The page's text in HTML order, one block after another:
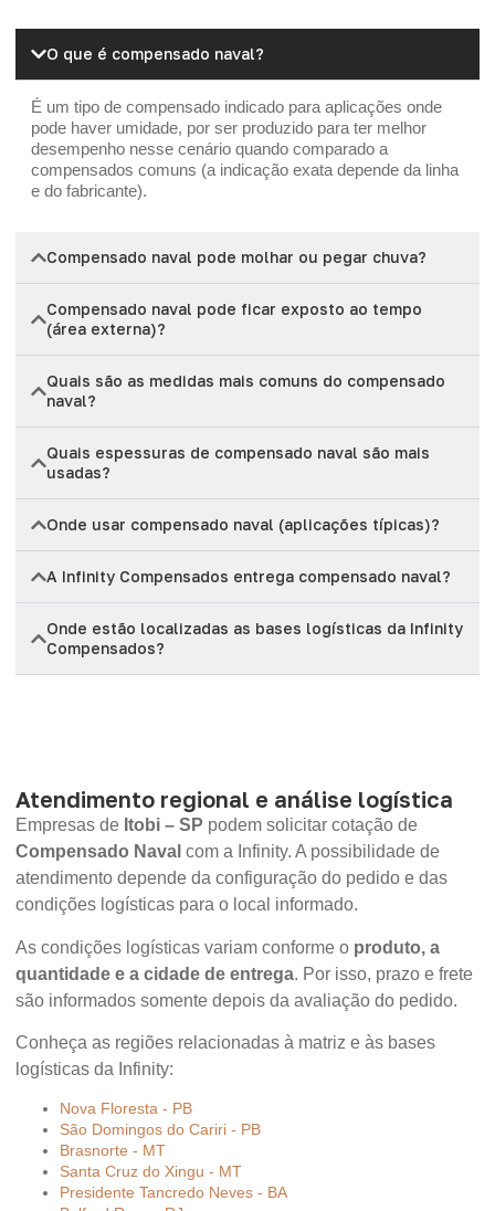
O que é compensado naval?
É um tipo de compensado indicado para aplicações onde
pode haver umidade, por ser produzido para ter melhor
desempenho nesse cenário quando comparado a
compensados comuns (a indicação exata depende da linha
e do fabricante).
Compensado naval pode molhar ou pegar chuva?
Compensado naval pode ficar exposto ao tempo
(área externa)?
Quais são as medidas mais comuns do compensado
naval?
Quais espessuras de compensado naval são mais
usadas?
Onde usar compensado naval (aplicações típicas)?
A Infinity Compensados entrega compensado naval?
Onde estão localizadas as bases logísticas da Infinity
Compensados?
Atendimento regional e análise logística
Empresas de Itobi – SP podem solicitar cotação de
Compensado Naval com a Infinity. A possibilidade de
atendimento depende da configuração do pedido e das
condições logísticas para o local informado.
As condições logísticas variam conforme o produto, a
quantidade e a cidade de entrega. Por isso, prazo e frete
são informados somente depois da avaliação do pedido.
Conheça as regiões relacionadas à matriz e às bases
logísticas da Infinity:
Nova Floresta - PB
São Domingos do Cariri - PB
Brasnorte - MT
Santa Cruz do Xingu - MT
Presidente Tancredo Neves - BA